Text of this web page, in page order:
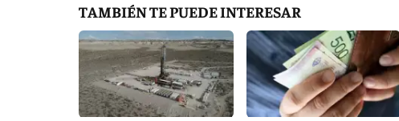
TAMBIÉN TE PUEDE INTERESAR